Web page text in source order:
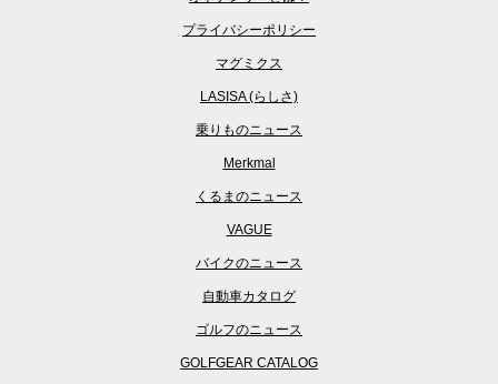
プライバシーポリシー
マグミクス
LASISA (らしさ)
乗りものニュース
Merkmal
くるまのニュース
VAGUE
バイクのニュース
自動車カタログ
ゴルフのニュース
GOLFGEAR CATALOG